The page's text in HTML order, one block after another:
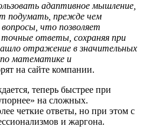
адаптивное мышление,
подумать, прежде чем
что позволяет
ответы, сохраняя при
отражение в значительных
математике и
на сайте компании.
теперь быстрее при
на сложных.
четкие ответы, но при этом с
и жаргона.